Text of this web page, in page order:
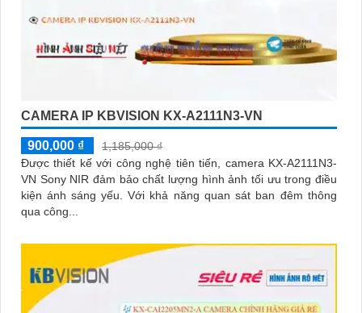
CAMERA IP KBVISION KX-A2111N3-VN
900,000 ₫
1,185,000 ₫
Được thiết kế với công nghệ tiên tiến, camera KX-A2111N3-
VN Sony NIR đảm bảo chất lượng hình ảnh tối ưu trong điều
kiện ánh sáng yếu. Với khả năng quan sát ban đêm thông
qua công...